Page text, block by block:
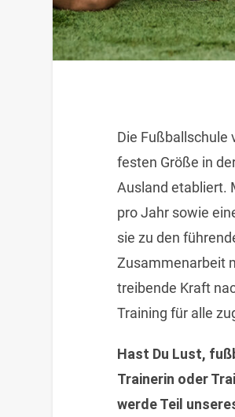
Die Fußballschule
festen Größe in
Ausland etabliert.
pro Jahr sowie
sie zu den
Zusammenarbeit
treibende Kraft
Training für alle
Hast Du Lust,
Trainerin oder
werde Teil